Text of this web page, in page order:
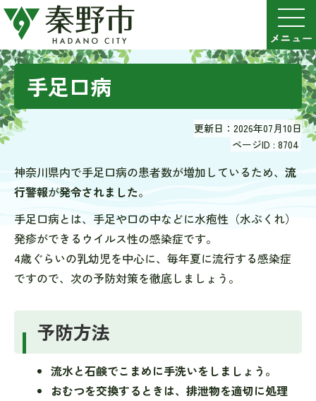
手足口病
更新日：2026年07月10日
ページID : 8704
神奈川県内で手足口病の患者数が増加しているため、 流
行警報が発令されました。
手足口病とは、手足や口の中などに水疱性（水ぶくれ）
発疹ができるウイルス性の感染症です。
4歳ぐらいの乳幼児を中心に、毎年夏に流行する感染症
ですので、次の予防対策を徹底しましょう。
予防方法
流水と石鹸でこまめに手洗いをしましょう。
おむつを交換するときは、排泄物を適切に処理